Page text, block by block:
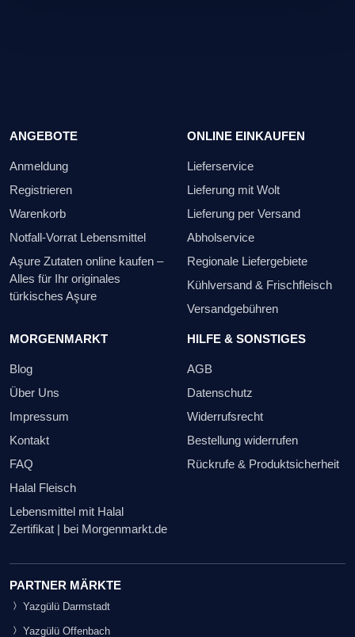
ANGEBOTE
Anmeldung
Registrieren
Warenkorb
Notfall-Vorrat Lebensmittel
Aşure Zutaten online kaufen –
Alles für Ihr originales
türkisches Aşure
ONLINE EINKAUFEN
Lieferservice
Lieferung mit Wolt
Lieferung per Versand
Abholservice
Regionale Liefergebiete
Kühlversand & Frischfleisch
Versandgebühren
MORGENMARKT
Blog
Über Uns
Impressum
Kontakt
FAQ
Halal Fleisch
Lebensmittel mit Halal
Zertifikat | bei Morgenmarkt.de
HILFE & SONSTIGES
AGB
Datenschutz
Widerrufsrecht
Bestellung widerrufen
Rückrufe & Produktsicherheit
PARTNER MÄRKTE
Yazgülü Darmstadt
Yazgülü Offenbach